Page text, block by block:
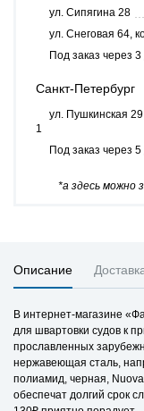
ул. Сипягина 28
ул. Снеговая 64,
Под заказ через 3
Санкт-Петербург
ул. Пушкинская 29
1
Под заказ через
*а здесь можно
Описание
В интернет-магазине
для швартовки судов к
прославленных
нержавеющая сталь,
полиамид, черная,
обеспечат долгий срок